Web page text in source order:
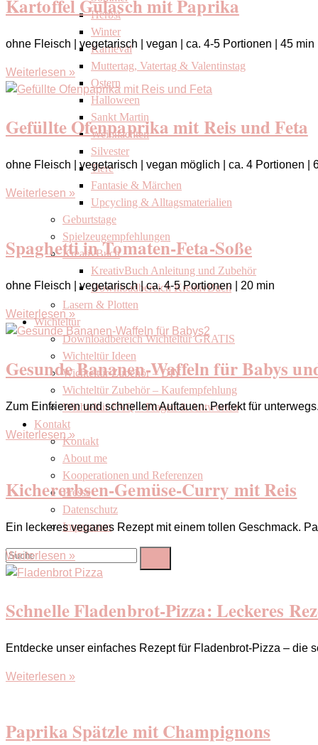
Herbst
Winter
Karneval
Muttertag, Vatertag & Valentinstag
Ostern
Halloween
Sankt Martin
Weihnachten
Silvester
Tiere
Fantasie & Märchen
Upcycling & Alltagsmaterialien
Geburtstage
Spielzeugempfehlungen
KreativBuch
KreativBuch Anleitung und Zubehör
Downloadbereich KreativBuch
Lasern & Plotten
Wichteltür
Downloadbereich Wichteltür GRATIS
Wichteltür Ideen
Wichteltür Zubehör – DIY
Wichteltür Zubehör – Kaufempfehlung
Wichteltür FAQ – Fragen & Antworten
Kontakt
Kontakt
About me
Kooperationen und Referenzen
Presse
Datenschutz
Impressum
Kartoffel Gulasch mit Paprika
ohne Fleisch | vegetarisch | vegan | ca. 4-5 Portionen | 45 min
Weiterlesen »
Gefüllte Ofenpaprika mit Reis und Feta
ohne Fleisch | vegetarisch | vegan möglich | ca. 4 Portionen |
Weiterlesen »
Spaghetti in Tomaten-Feta-Soße
ohne Fleisch | vegetarisch | ca. 4-5 Portionen | 20 min
Weiterlesen »
Gesunde Bananen-Waffeln für Babys
Zum Einfrieren und schnellem Auftauen. Perfekt für
Weiterlesen »
Kichererbsen-Gemüse-Curry mit Reis
Ein leckeres veganes Rezept mit einem tollen Geschmack.
Weiterlesen »
Schnelle Fladenbrot-Pizza: Leckeres
Entdecke unser einfaches Rezept für Fladenbrot-Pizza – die
Weiterlesen »
Paprika Spätzle mit Champignons